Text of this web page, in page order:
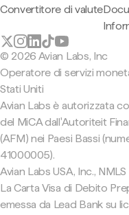
Convertitore di valute
© 2026 Avian Labs, Inc
Operatore di servizi
Stati Uniti
Avian Labs è autorizzata
del MiCA dall'Autoriteit
(AFM) nei Paesi Bassi
41000005).
Avian Labs USA, Inc.,
La Carta Visa di Debito
emessa da Lead Bank su